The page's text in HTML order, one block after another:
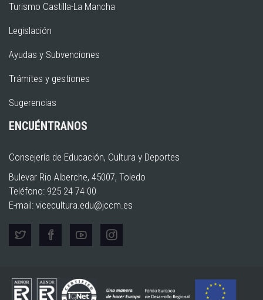
Turismo Castilla-La Mancha
Legislación
Ayudas y Subvenciones
Trámites y gestiones
Sugerencias
ENCUÉNTRANOS
Consejería de Educación, Cultura y Deportes
Bulevar Rio Alberche, 45007, Toledo
Teléfono: 925 24 74 00
E-mail: vicecultura.edu@jccm.es